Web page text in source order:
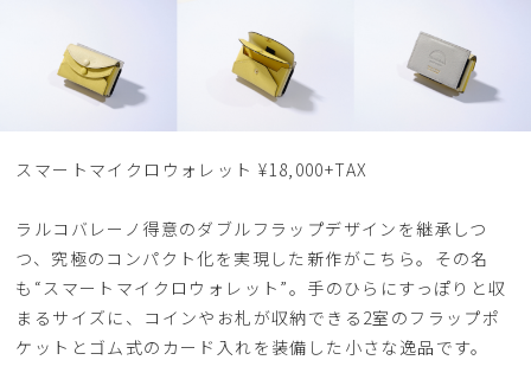
スマートマイクロウォレット ¥18,000+TAX
ラルコバレーノ得意のダブルフラップデザインを継承しつ
つ、究極のコンパクト化を実現した新作がこちら。その名
も“スマートマイクロウォレット”。手のひらにすっぽりと収
まるサイズに、コインやお札が収納できる2室のフラップポ
ケットとゴム式のカード入れを装備した小さな逸品です。